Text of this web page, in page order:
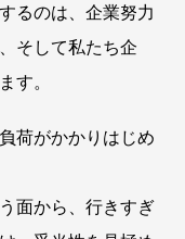
るのは、企業努力
そして私たち企
す。
荷がかかりはじめ
面から、行きすぎ